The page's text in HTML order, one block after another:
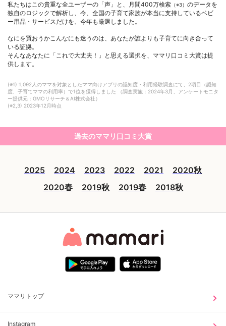
私たちはこの貴重な全ユーザーの「声」と、月間400万検索 （※3） のデータを
独自のロジックで解析し、今、全国の子育て家族が本当に支持しているベビ
ー用品・サービスだけを、今年も厳選しました。
なにを買おうかこんなにも迷うのは、あなたが誰よりも子育てに向き合って
いる証拠。
そんなあなたに「これで大丈夫！」と思える選択を、ママリ口コミ大賞は提
供します。
(※1) 1,092人のママを対象としたママ向けアプリの認知度・利用経験調査にて、2項目（認知
度、子育てママの利用率）で1位を獲得しました （調査実施：2024年3月、アンケートモニタ
ー提供元：GMOリサーチ＆AI株式会社）
(※2,3) 2023年12月時点
過去のママリ口コミ大賞
2025 2024 2023 2022 2021
2020秋
2020春
2019秋 2019春 2018秋
ママリトップ
Instagram